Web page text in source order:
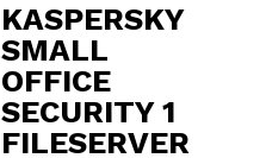
KASPERSKY
SMALL
OFFICE
SECURITY 1
FILESERVER